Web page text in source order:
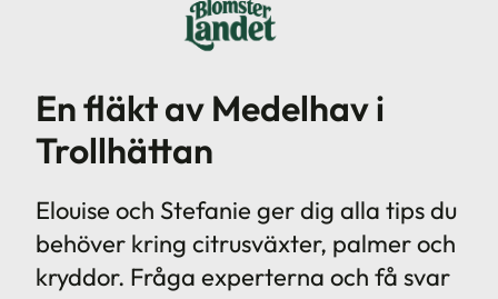
En fläkt av Medelhav i
Trollhättan
Elouise och Stefanie ger dig alla tips du
behöver kring citrusväxter, palmer och
kryddor. Fråga experterna och få svar